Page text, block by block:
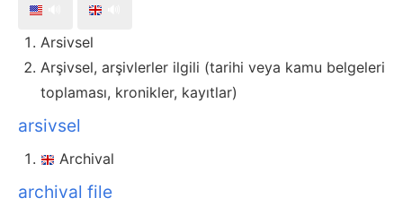
Arsivsel
Arşivsel, arşivlerler ilgili (tarihi veya kamu belgeleri
toplaması, kronikler, kayıtlar)
arsivsel
Archival
archival file